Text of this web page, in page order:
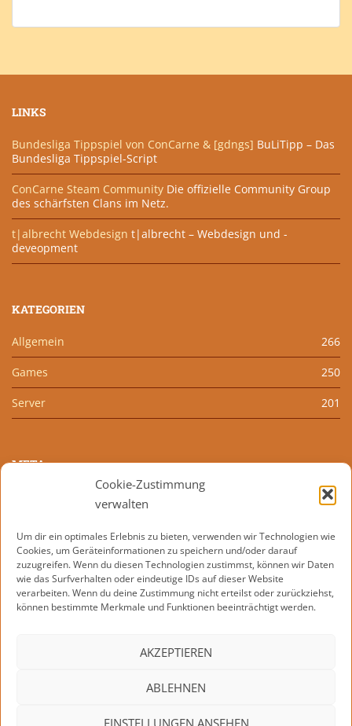
Cookie-Zustimmung
verwalten
Um dir ein optimales Erlebnis zu bieten, verwenden wir Technologien wie
Cookies, um Geräteinformationen zu speichern und/oder darauf
zuzugreifen. Wenn du diesen Technologien zustimmst, können wir Daten
wie das Surfverhalten oder eindeutige IDs auf dieser Website
verarbeiten. Wenn du deine Zustimmung nicht erteilst oder zurückziehst,
können bestimmte Merkmale und Funktionen beeinträchtigt werden.
AKZEPTIEREN
ABLEHNEN
EINSTELLUNGEN ANSEHEN
LINKS
Bundesliga Tippspiel von ConCarne & [gdngs] BuLiTipp – Das
Bundesliga Tippspiel-Script
ConCarne Steam Community Die offizielle Community Group
des schärfsten Clans im Netz.
t|albrecht Webdesign t|albrecht – Webdesign und -
deveopment
KATEGORIEN
Allgemein 266
Games 250
Server 201
META
Kommentar-Feed
WordPress.org
IMPRESSUM DATENSCHUTZERKLÄRUNG